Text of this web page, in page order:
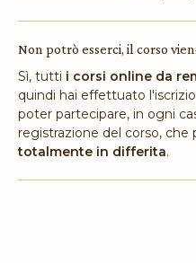
Non potrò esserci, il corso
Sì, tutti i corsi online da
quindi hai effettuato
poter partecipare, in ogni
registrazione del corso, che
totalmente in differita.